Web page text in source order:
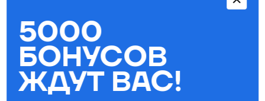
Бестселлеры
5000
БОНУСОВ
ЖДУТ ВАС!